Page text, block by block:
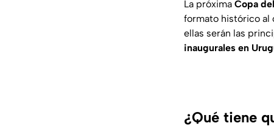
La próxima Copa
formato histórico al
ellas serán las
inaugurales en
¿Qué tiene